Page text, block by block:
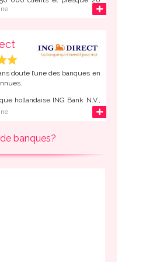
d’actifs sur les comptes de ses
doute l’une des banques en
hollandaise ING Bank N.V.,
22 millions de client à
dont presque un million de
en France.
banques?